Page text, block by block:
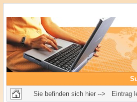
Sie befinden sich hier --> Eintrag